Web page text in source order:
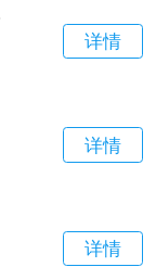
详情
详情
详情